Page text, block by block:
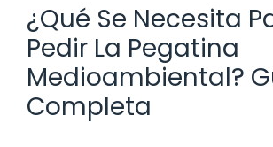
¿Qué Se Necesita
Pedir La Pegatina
Medioambiental?
Completa